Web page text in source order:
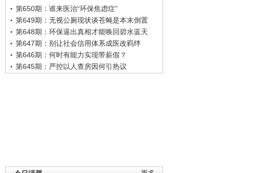
第650期：谁来医治“环保焦虑症”
第649期：无视公厕现状谈苍蝇是本末倒置
第648期：环保逼出真相才能唤回碧水蓝天
第647期：别让社会信用体系成医改羁绊
第646期：何时有能力实现带薪假？
第645期：严控以人查房因何引热议